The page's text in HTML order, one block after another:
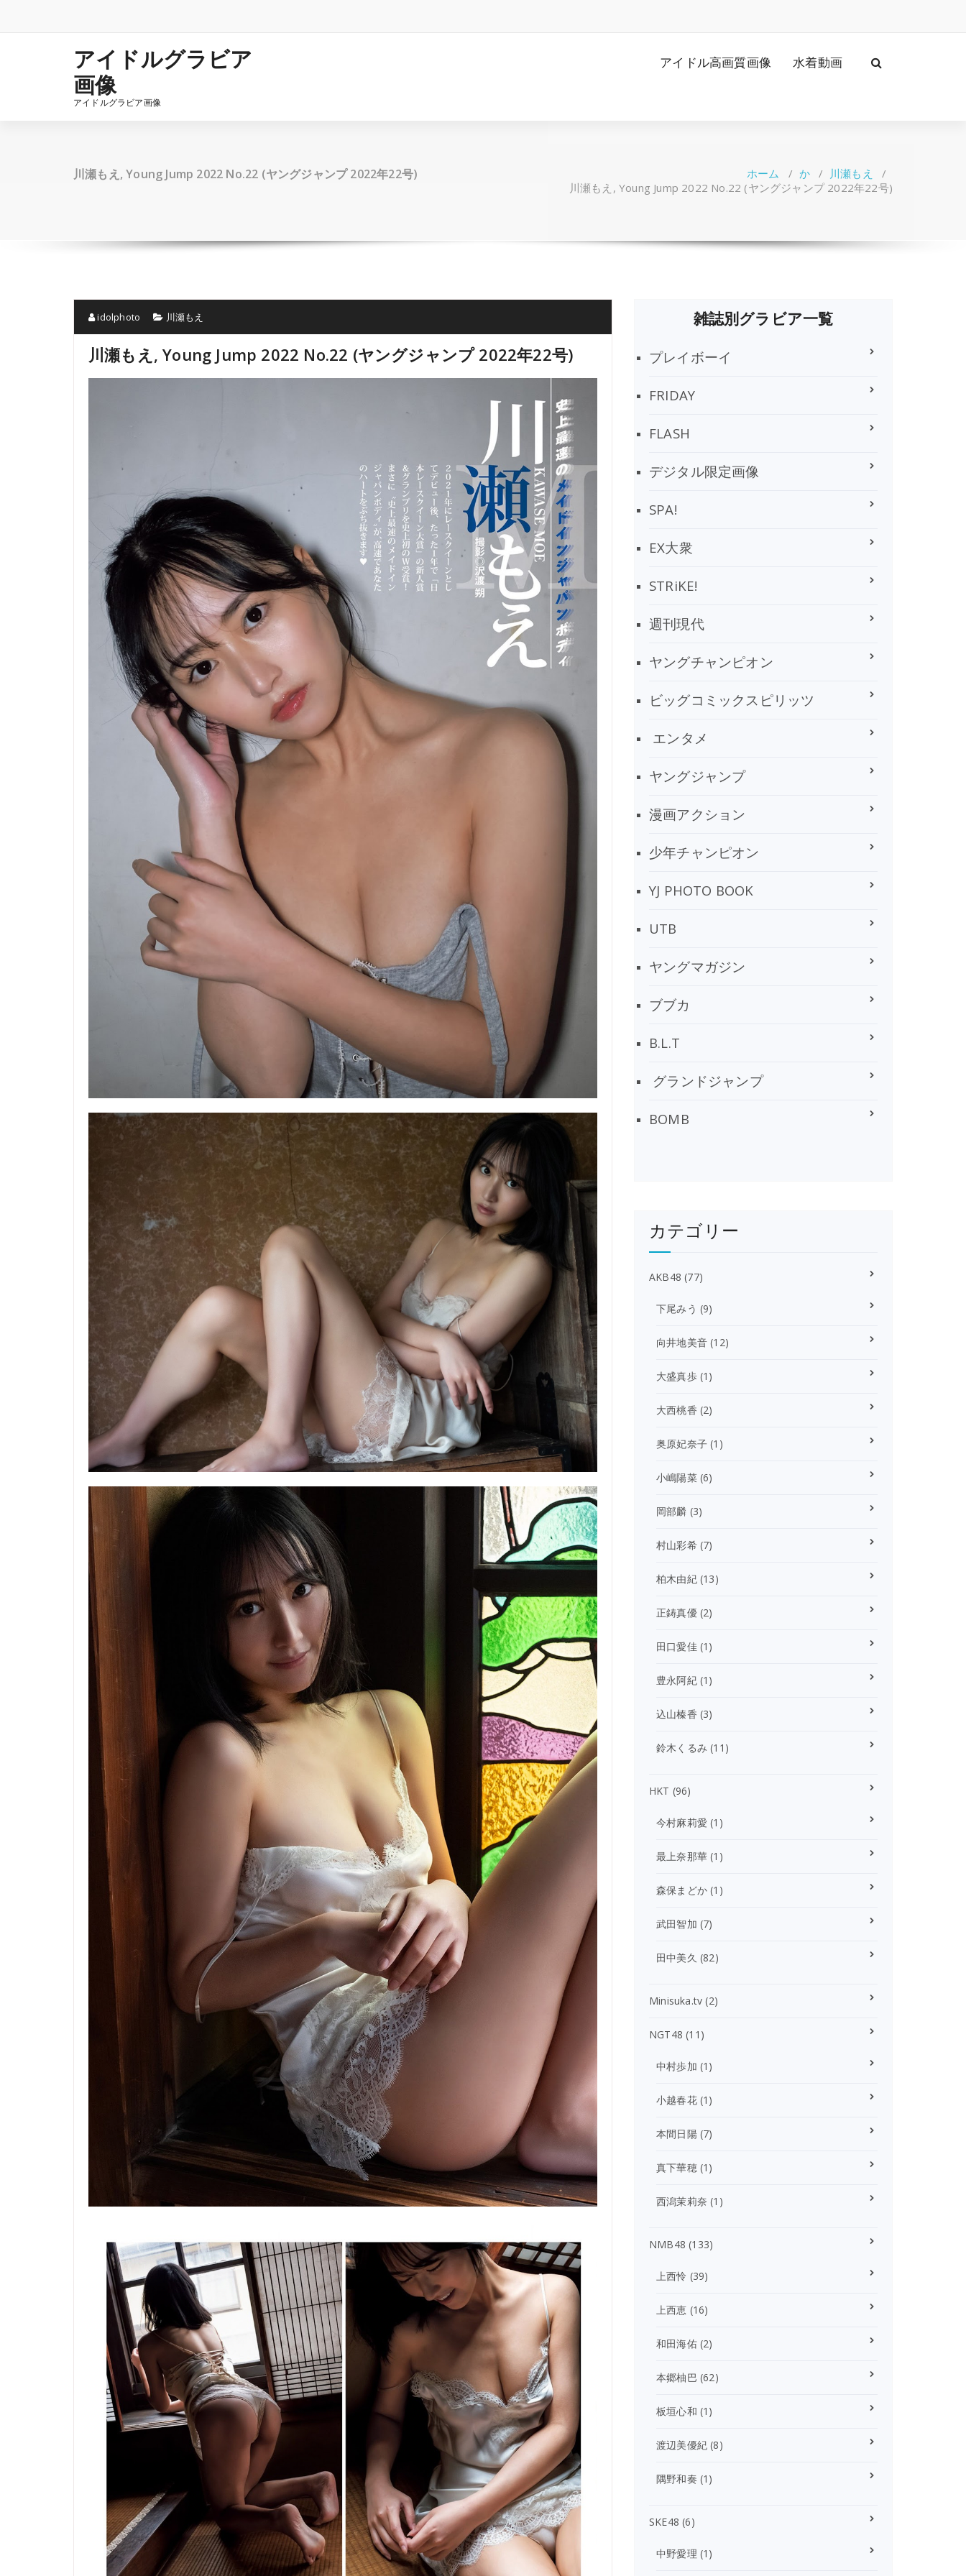
テ
アイドルグラビア
画像
アイドルグラビア画像
アイドル高画質画像 水着動画
川瀬もえ, Young Jump 2022 No.22 (ヤングジャンプ 2022年22号) ホーム / か/ 川瀬もえ
/
川瀬もえ, Young Jump 2022 No.22 (ヤングジャンプ 2022年22号)
idolphoto 川瀬もえ
川瀬もえ, Young Jump 2022 No.22 (ヤングジャンプ 2022年22号)
雑誌別グラビア一覧
プレイボーイ
FRIDAY
FLASH
デジタル限定画像
SPA!
EX大衆
STRiKE!
週刊現代
ヤングチャンピオン
ビッグコミックスピリッツ
エンタメ
ヤングジャンプ
漫画アクション
少年チャンピオン
YJ PHOTO BOOK
UTB
ヤングマガジン
ブブカ
B.L.T
グランドジャンプ
BOMB
カテゴリー
AKB48 (77)
下尾みう (9)
向井地美音 (12)
大盛真歩(1)
大西桃香 (2)
奥原妃奈子 (1)
小嶋陽菜(6)
岡部麟 (3)
村山彩希(7)
柏木由紀(13)
正鋳真優(2)
田口愛佳(1)
豊永阿紀(1)
込山榛香 (3)
鈴木くるみ (11)
HKT (96)
今村麻莉愛 (1)
最上奈那華 (1)
森保まどか (1)
武田智加 (7)
田中美久 (82)
Minisuka.tv (2)
NGT48 (11)
中村歩加 (1)
小越春花(1)
本間日陽(7)
真下華穂(1)
西潟茉莉奈 (1)
NMB48 (133)
上西怜 (39)
上西恵 (16)
和田海佑(2)
本郷柚巴 (62)
板垣心和 (1)
渡辺美優紀 (8)
隅野和奏 (1)
SKE48 (6)
中野愛理 (1)